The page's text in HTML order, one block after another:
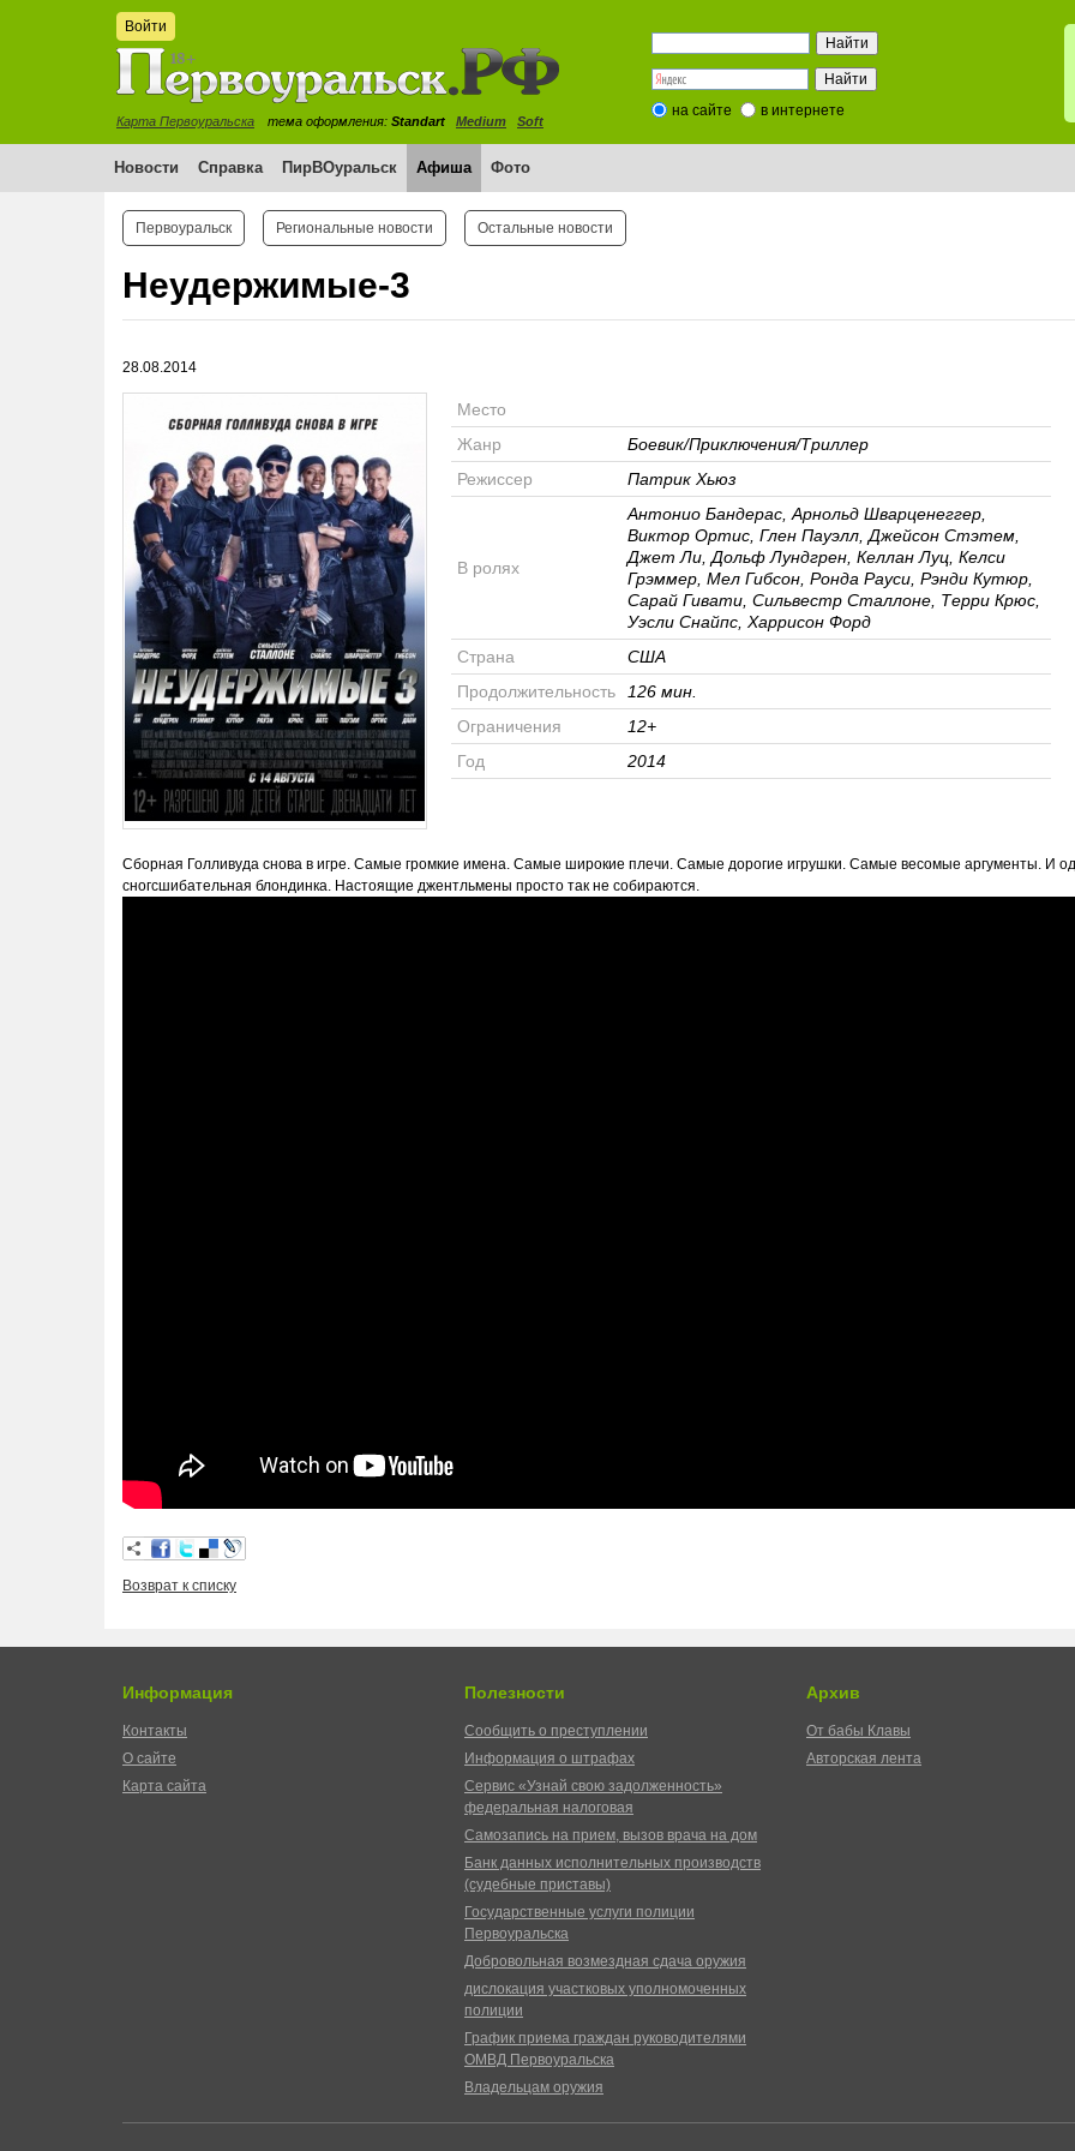
Войти
Карта Первоуральска тема оформления: Standart Medium Soft
на сайте в интернете
Новости Справка ПирВОуральск Афиша Фото
Первоуральск Региональные новости Остальные новости
Неудержимые-3
28.08.2014
Место
Жанр
Боевик/Приключения/Триллер‎
Режиссер
Патрик Хьюз
В ролях
Антонио Бандерас, Арнольд Шварценеггер,
Виктор Ортис, Глен Пауэлл, Джейсон Стэтем,
Джет Ли, Дольф Лундгрен, Келлан Луц, Келси
Грэммер, Мел Гибсон, Ронда Рауси, Рэнди Кутюр,
Сарай Гивати, Сильвестр Сталлоне, Терри Крюс,
Уэсли Снайпс, Харрисон Форд
Страна
США
Продолжительность
126 мин.
Ограничения
12+
Год
2014
Сборная Голливуда снова в игре. Самые громкие имена. Самые широкие плечи. Самые дорогие игрушки. Самые весомые аргументы. И
сногсшибательная блондинка. Настоящие джентльмены просто так не собираются.
Возврат к списку
Информация
Контакты
О сайте
Карта сайта
Полезности
Сообщить о преступлении
Информация о штрафах
Сервис «Узнай свою задолженность»
федеральная налоговая
Самозапись на прием, вызов врача на дом
Банк данных исполнительных производств
(судебные приставы)
Государственные услуги полиции
Первоуральска
Добровольная возмездная сдача оружия
дислокация участковых уполномоченных
полиции
График приема граждан руководителями
ОМВД Первоуральска
Владельцам оружия
Архив
От бабы Клавы
Авторская лента